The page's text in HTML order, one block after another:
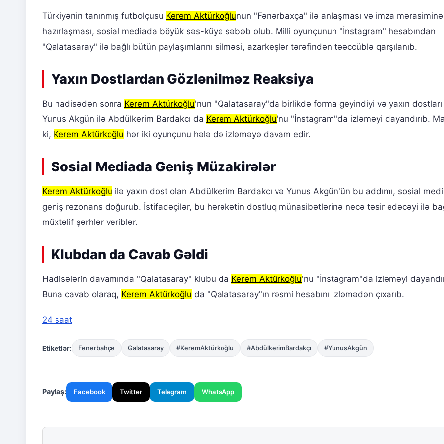
Türkiyənin tanınmış futbolçusu Kerem Aktürkoğlunun "Fənərbaxça" ilə anlaşması və imza mərasiminə
hazırlaşması, sosial mediada böyük səs-küyə səbəb olub. Milli oyunçunun "İnstagram" hesabından
"Qalatasaray" ilə bağlı bütün paylaşımlarını silməsi, azarkeşlər tərəfindən təəccüblə qarşılanıb.
Yaxın Dostlardan Gözlənilməz Reaksiya
Bu hadisədən sonra Kerem Aktürkoğlu'nun "Qalatasaray"da birlikdə forma geyindiyi və yaxın
Yunus Akgün ilə Abdülkerim Bardakcı da Kerem Aktürkoğlu'nu "İnstagram"da izləməyi dayandırıb.
ki, Kerem Aktürkoğlu hər iki oyunçunu hələ də izləməyə davam edir.
Sosial Mediada Geniş Müzakirələr
Kerem Aktürkoğlu ilə yaxın dost olan Abdülkerim Bardakcı və Yunus Akgün'ün bu addımı, sosial
geniş rezonans doğurub. İstifadəçilər, bu hərəkətin dostluq münasibətlərinə necə təsir edəcəyi ilə
müxtəlif şərhlər veriblər.
Klubdan da Cavab Gəldi
Hadisələrin davamında "Qalatasaray" klubu da Kerem Aktürkoğlu'nu "İnstagram"da izləməyi
Buna cavab olaraq, Kerem Aktürkoğlu da "Qalatasaray"ın rəsmi hesabını izləmədən çıxarıb.
24 saat
Etiketlər: Fenerbahçe Galatasaray #KeremAktürkoğlu #AbdülkerimBardakçı #YunusAkgün
Paylaş: Facebook Twitter Telegram WhatsApp